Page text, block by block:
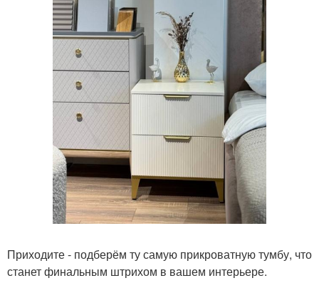
Приходите - подберём ту самую прикроватную тумбу, что
станет финальным штрихом в вашем интерьере.